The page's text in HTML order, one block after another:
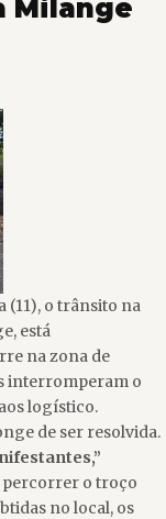
Milange
(11), o trânsito na
está
na zona de
interromperam o
logístico.
de ser resolvida.
o troço
no local, os